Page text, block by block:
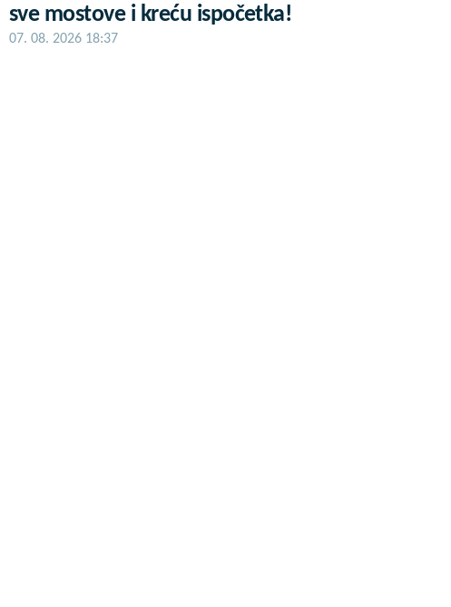
sve mostove i kreću ispočetka!
07. 08. 2026 18:37